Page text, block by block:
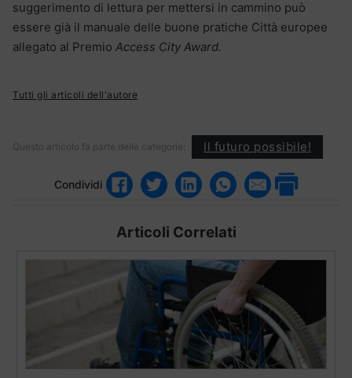
suggerimento di lettura per mettersi in cammino può
essere già il manuale delle buone pratiche Città europee
allegato al Premio Access City Award.
Tutti gli articoli dell'autore
Questo articolo fa parte delle categorie: Il futuro possibile!
Condividi
Articoli Correlati